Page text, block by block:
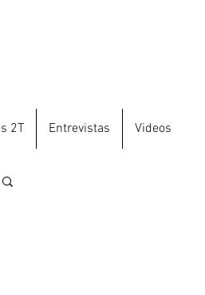
2T Entrevistas Videos